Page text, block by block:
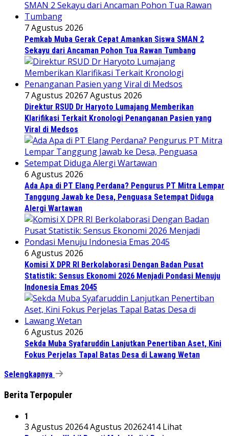
7 Agustus 2026
Pemkab Muba Gerak Cepat Amankan Siswa SMAN 2
Sekayu dari Ancaman Pohon Tua Rawan Tumbang
7 Agustus 20267 Agustus 2026
Direktur RSUD Dr Haryoto Lumajang Memberikan
Klarifikasi Terkait Kronologi Penanganan Pasien yang
Viral di Medsos
6 Agustus 2026
Ada Apa di PT Elang Perdana? Pengurus PT Mitra Lempar
Tanggung Jawab ke Desa, Penguasa Setempat Diduga
Alergi Wartawan
6 Agustus 2026
Komisi X DPR RI Berkolaborasi Dengan Badan Pusat
Statistik: Sensus Ekonomi 2026 Menjadi Pondasi Menuju
Indonesia Emas 2045
6 Agustus 2026
Sekda Muba Syafaruddin Lanjutkan Penertiban Aset, Kini
Fokus Perjelas Tapal Batas Desa di Lawang Wetan
Selengkapnya
Berita Terpopuler
1
3 Agustus 20264 Agustus 20262414 Lihat